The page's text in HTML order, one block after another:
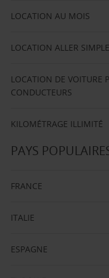
LOCATION AU MOIS
LOCATION ALLER SIMPLE
LOCATION DE VOITURE
CONDUCTEURS
KILOMÉTRAGE ILLIMITÉ
PAYS
FRANCE
ITALIE
ESPAGNE